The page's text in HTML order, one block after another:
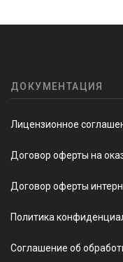
ДОКУМЕНТАЦИЯ
Лицензионное
Договор оферты на
Договор оферты
Политика
Соглашение об